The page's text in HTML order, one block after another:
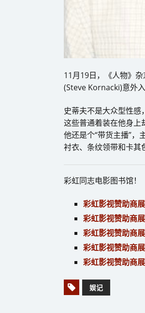
11月19日，《人物》
(Steve Kornacki)意外
史蒂夫不是大众型性感
这些普通着装在他身上
他还是个“带货主播”，
衬衣、条纹领带和卡其
彩虹同志电影图书馆！
彩虹影视赞助商
彩虹影视赞助商
彩虹影视赞助商
彩虹影视赞助商
彩虹影视赞助商
娱记